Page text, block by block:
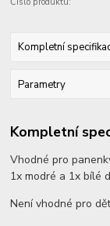
Kompletní
Parametry
Kompletní
Vhodné pro
1x modré a 1x bílé
Není vhodné pro